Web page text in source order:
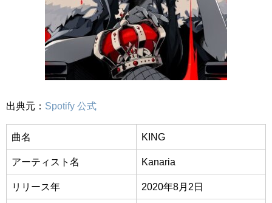
出典元： Spotify 公式
曲名 KING
アーティスト名 Kanaria
リリース年 2020年8月2日